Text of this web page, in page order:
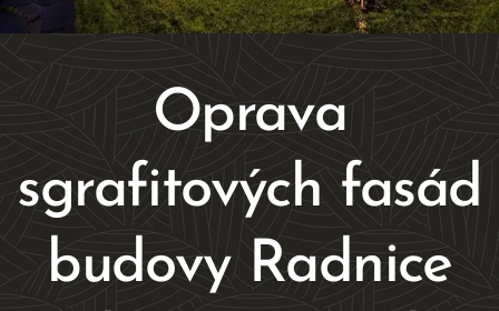
Oprava
sgrafitových fasád
budovy Radnice